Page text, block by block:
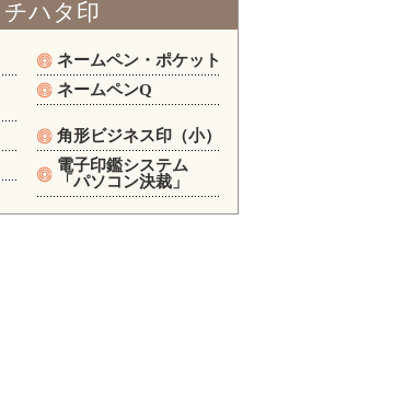
ハタ印
ネームペン・ポケット
ネームペンQ
角形ビジネス印（小）
電子印鑑システム
「パソコン決裁」